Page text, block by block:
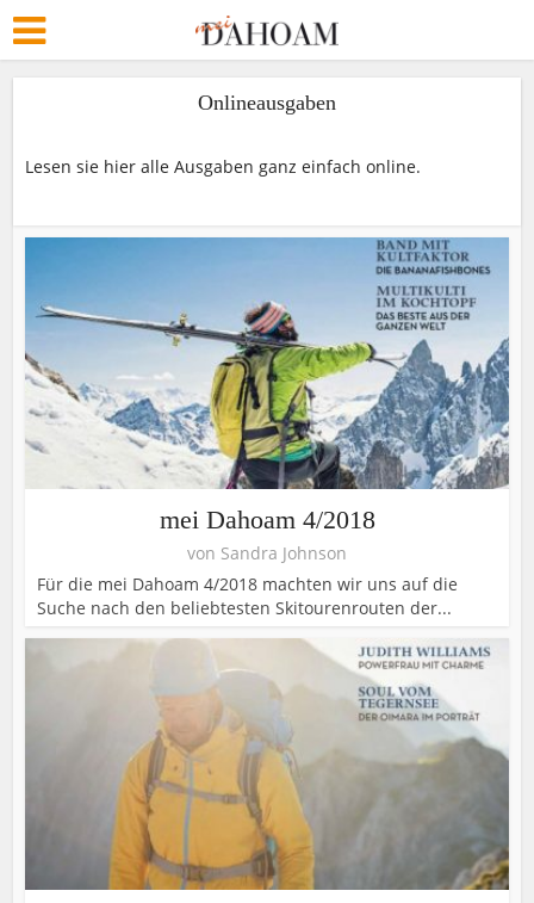
Onlineausgaben
Lesen sie hier alle Ausgaben ganz einfach online.
mei Dahoam 4/2018
von Sandra Johnson
Für die mei Dahoam 4/2018 machten wir uns auf die
Suche nach den beliebtesten Skitourenrouten der...